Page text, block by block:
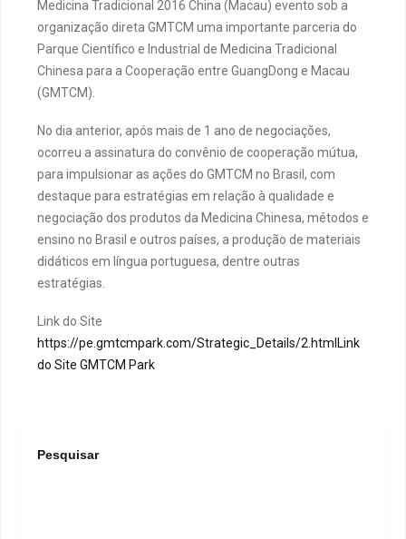
Medicina Tradicional 2016 China (Macau) evento sob a
organização direta GMTCM uma importante parceria do
Parque Científico e Industrial de Medicina Tradicional
Chinesa para a Cooperação entre GuangDong e Macau
(GMTCM).
No dia anterior, após mais de 1 ano de negociações,
ocorreu a assinatura do convênio de cooperação mútua,
para impulsionar as ações do GMTCM no Brasil, com
destaque para estratégias em relação à qualidade e
negociação dos produtos da Medicina Chinesa, métodos e
ensino no Brasil e outros países, a produção de materiais
didáticos em língua portuguesa, dentre outras
estratégias.
Link do Site
https://pe.gmtcmpark.com/Strategic_Details/2.htmlLink
do Site GMTCM Park
Pesquisar